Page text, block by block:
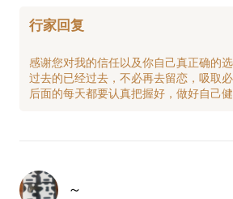
苦！
今天您很幸运，在这里找到了我！
从事艾滋病性病防治工作的经历
赠送的锦旗和感谢信，相信我一
每一个问题，消除困扰您许久的担
行家回复
感谢您对我的信任以及你自己真正确的选
过去的已经过去，不必再去留恋，吸取必
～